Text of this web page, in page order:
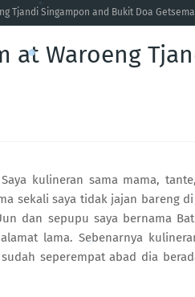
Tjandi Singampon and Bukit Doa
at Waroeng
kulineran sama mama,
sekali saya tidak jajan bareng
dan sepupu saya bernama
lama. Sebenarnya
seperempat abad dia